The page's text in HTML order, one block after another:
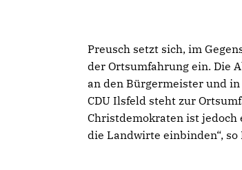
Preusch setzt sich, im
der Ortsumfahrung ein. Die
an den Bürgermeister und in
CDU Ilsfeld steht zur
Christdemokraten ist jedoch
die Landwirte einbinden“, so